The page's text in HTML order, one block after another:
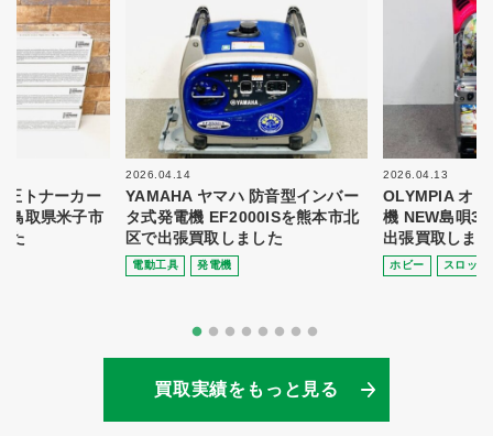
梱包
ガイド
法人の
お客様へ
トナーカー
鳥取県米子市
た
2026.04.14
YAMAHA ヤマハ 防音型インバー
タ式発電機 EF2000ISを熊本市北
区で出張買取しました
電動⼯具 発電機
2026.04.13
OLYMPIA オ
機 NEW島唄
出張買取しま
ホビー スロット
買取実績をもっと見る